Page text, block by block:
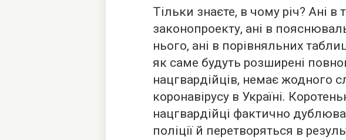
Тільки знаєте, в чому річ? Ані в
законопроекту, ані в
нього, ані в порівняльних
як саме будуть розширені
нацгвардійців, немає жодного
коронавірусу в Україні.
нацгвардійці фактично
поліції й перетворяться в